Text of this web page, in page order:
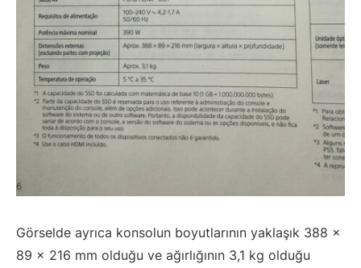
Görselde ayrıca konsolun boyutlarının yaklaşık 388 ×
89 × 216 mm olduğu ve ağırlığının 3,1 kg olduğu